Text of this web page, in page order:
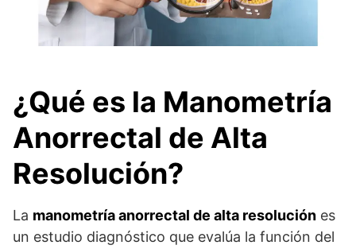
¿Qué es la Manometría
Anorrectal de Alta
Resolución?
La manometría anorrectal de alta resolución es
un estudio diagnóstico que evalúa la función del